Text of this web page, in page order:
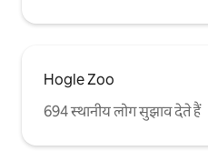
Hogle Zoo
694 स्थानीय लोग सुझाव देते हैं